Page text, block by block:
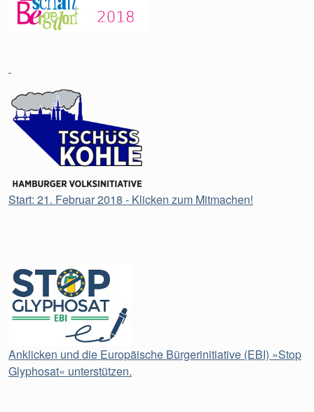
Start: 21. Februar 2018 - Klicken zum Mitmachen!
Anklicken und die Europäische Bürgerinitiative (EBI) »Stop
Glyphosat« unterstützen.